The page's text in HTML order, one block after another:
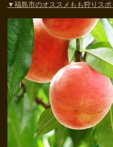
▼福島市のオススメもも狩りス